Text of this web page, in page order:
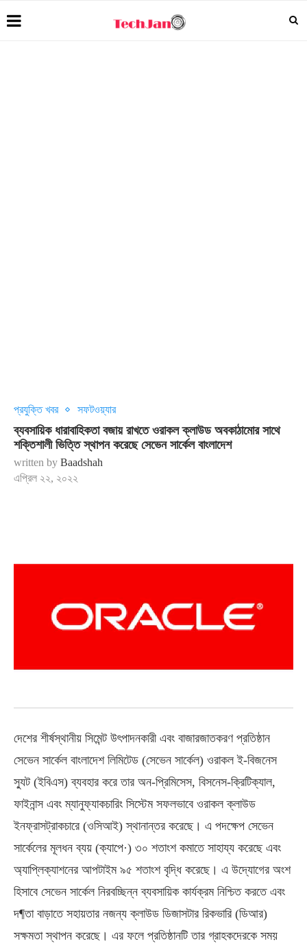
প্রযুক্তি খবর সফটওয়্যার
ব্যবসায়িক ধারাবাহিকতা বজায় রাখতে ওরাকল ক্লাউড অবকাঠামোর সাথে
শক্তিশালী ভিত্তি স্থাপন করেছে সেভেন সার্কেল বাংলাদেশ
written by Baadshah
এপ্রিল ২২, ২০২২
দেশের শীর্ষস্থানীয় সিমেন্ট উৎপাদনকারী এবং বাজারজাতকরণ প্রতিষ্ঠান
সেভেন সার্কেল বাংলাদেশ লিমিটেড (সেভেন সার্কেল) ওরাকল ই-বিজনেস
স্যুট (ইবিএস) ব্যবহার করে তার অন-প্রিমিসেস, বিসনেস-ক্রিটিক্যাল,
ফাইনান্স এবং ম্যানুফ্যাকচারিং সিস্টেম সফলভাবে ওরাকল ক্লাউড
ইনফ্রাসট্রাকচারে (ওসিআই) স্থানান্তর করেছে। এ পদক্ষেপ সেভেন
সার্কেলের মূলধন ব্যয় (ক্যাপে·) ৩০ শতাংশ কমাতে সাহায্য করেছে এবং
অ্যাপ্লিক্যাশনের আপটাইম ৯৫ শতাংশ বৃদ্ধি করেছে। এ উদ্যোগের অংশ
হিসাবে সেভেন সার্কেল নিরবচ্ছিন্ন ব্যবসায়িক কার্যক্রম নিশ্চিত করতে এবং
দ¶তা বাড়াতে সহায়তার নজন্য ক্লাউড ডিজাসটার রিকভারি (ডিআর)
সক্ষমতা স্থাপন করেছে। এর ফলে প্রতিষ্ঠানটি তার গ্রাহকদেরকে সময়